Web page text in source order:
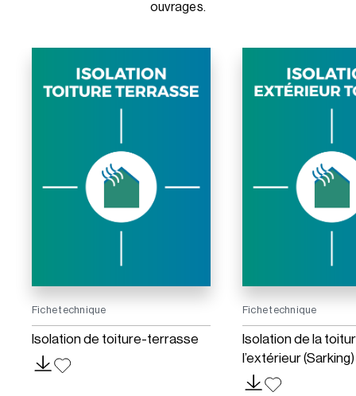
ouvrages.
Fiche technique
Isolation de toiture-terrasse
Fiche technique
Isolation de la
l’extérieur (Sarking)